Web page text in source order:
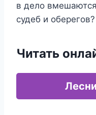
в дело
судеб и оберегов?
Читать